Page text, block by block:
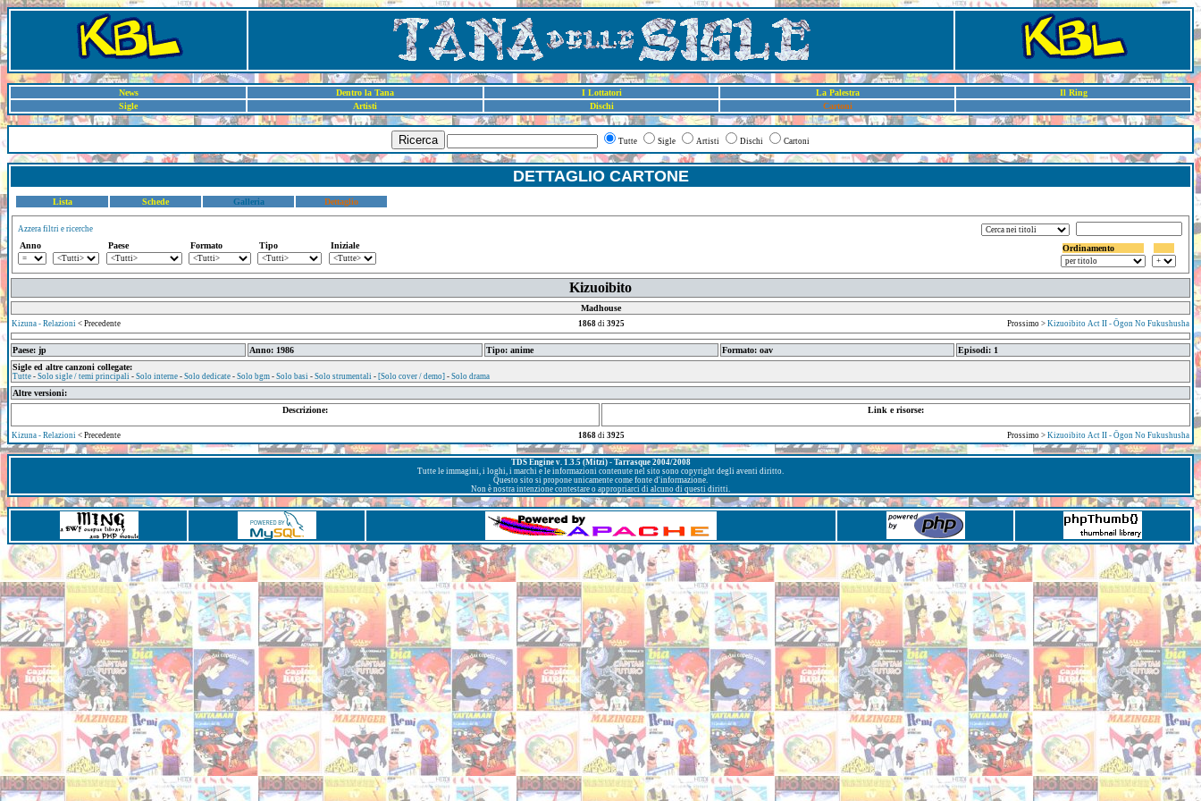
News Dentro la Tana I Lottatori La Palestra
Il Ring
Sigle
Artisti Dischi Cartoni
Ricerca Tutte Sigle Artisti Dischi Cartoni
DETTAGLIO CARTONE
Lista Schede Galleria Dettaglio
Azzera filtri e ricerche
Anno Paese Formato Tipo Iniziale Ordinamento
Kizuoibito
Madhouse
Kizuna - Relazioni < Precedente 1868di 3925 Prossimo > Kizuoibito Act II - Ōgon No Fukushusha
Paese: jp Anno: 1986 Tipo: anime Formato: oav
Episodi: 1
Sigle ed altre canzoni collegate:
Tutte - Solo sigle / temi principali - Solo interne - Solo dedicate - Solo bgm - Solo basi - Solo strumentali - [Solo cover / demo] - Solo drama
Altre versioni:
Descrizione:
Link e risorse:
Kizuna - Relazioni < Precedente 1868di 3925 Prossimo > Kizuoibito Act II - Ōgon No Fukushusha
TDS Engine v. 1.3.5 (Mitzi) - Tarrasque 2004/2008
Tutte le immagini, i loghi, i marchi e le informazioni contenute nel sito sono copyright degli aventi diritto.
Questo sito si propone unicamente come fonte d'informazione.
Non è nostra intenzione contestare o appropriarci di alcuno di questi diritti.